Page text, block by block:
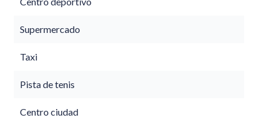
Supermercado
Taxi
Pista de tenis
Centro ciudad